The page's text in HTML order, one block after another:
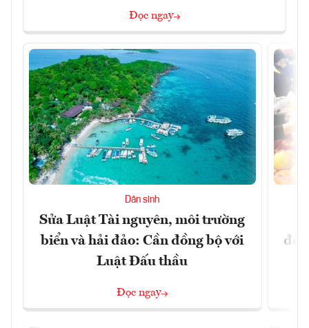
Đọc ngay
Dân sinh
Sửa Luật Tài nguyên, môi trường
biển và hải đảo: Cần đồng bộ với
Luật Đấu thầu
Đọc ngay